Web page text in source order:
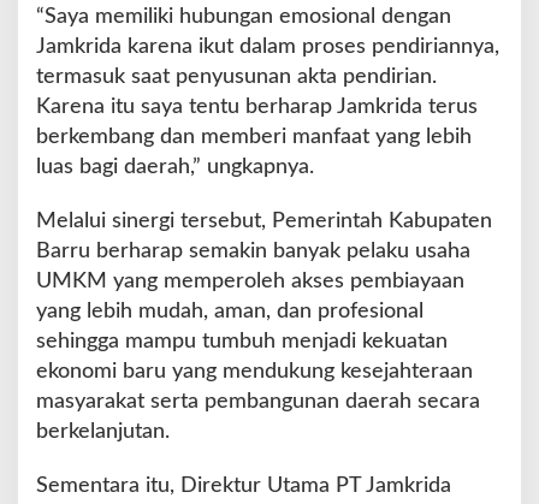
e
a
h
“Saya memiliki hubungan emosional dengan
Jamkrida karena ikut dalam proses pendiriannya,
termasuk saat penyusunan akta pendirian.
Karena itu saya tentu berharap Jamkrida terus
berkembang dan memberi manfaat yang lebih
luas bagi daerah,” ungkapnya.
Melalui sinergi tersebut, Pemerintah Kabupaten
Barru berharap semakin banyak pelaku usaha
UMKM yang memperoleh akses pembiayaan
yang lebih mudah, aman, dan profesional
sehingga mampu tumbuh menjadi kekuatan
ekonomi baru yang mendukung kesejahteraan
masyarakat serta pembangunan daerah secara
berkelanjutan.
Sementara itu, Direktur Utama PT Jamkrida